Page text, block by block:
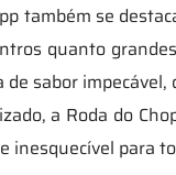
também se
quanto
sabor
a Roda do
inesquecível para